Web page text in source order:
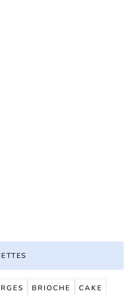
BRIOCHE
CAKE